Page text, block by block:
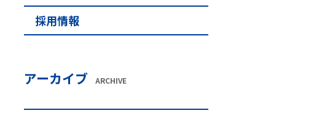
採用情報
アーカイブ ARCHIVE